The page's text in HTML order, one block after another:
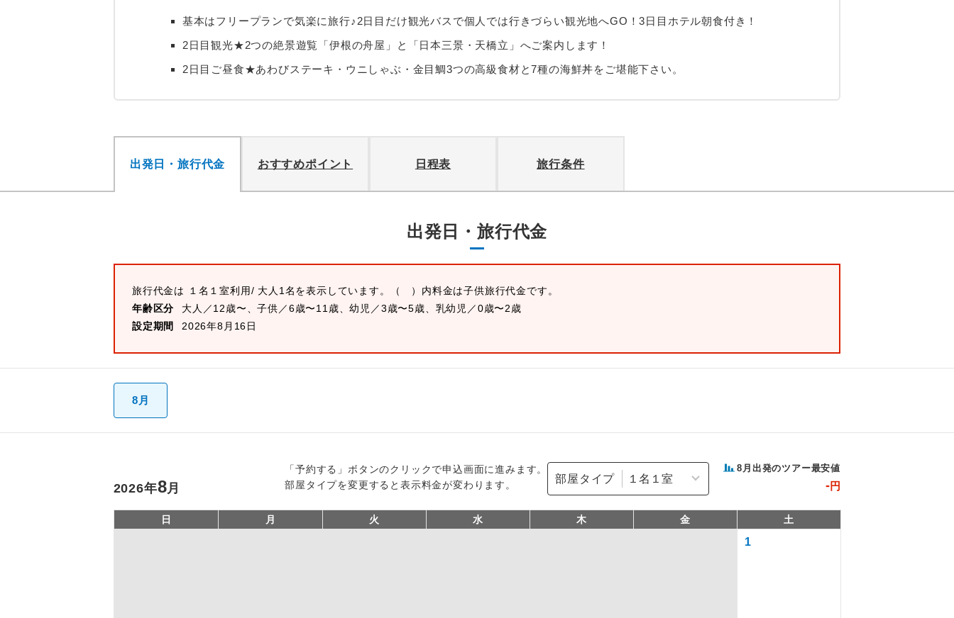
基本はフリープランで気楽に旅行♪2日目だけ観光バスで個人では行きづらい観光地へGO！3日目ホテル朝食付き！
2日目観光★2つの絶景遊覧「伊根の舟屋」と「日本三景・天橋立」へご案内します！
2日目ご昼食★あわびステーキ・ウニしゃぶ・金目鯛3つの高級食材と7種の海鮮丼をご堪能下さい。
出発日・旅行代金 おすすめポイント 日程表 旅行条件
出発日・旅行代金
旅行代金は １名１室利用/ 大人1名を表示しています。
（ ）内料金は子供旅行代金です。
年齢区分
大人／12歳〜、子供／6歳〜11歳、幼児／3歳〜5歳、乳幼児／0歳〜2歳
設定期間
2026年8月16日
8月
「予約する」ボタンのクリックで申込画面に進みます。
部屋タイプを変更すると表示料金が変わります。
部屋タイプ
8 月出発のツアー最安値
-円
2026年8月
日 月 火 水 木 金 土
1